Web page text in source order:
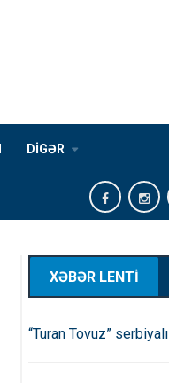
DİGƏR
XƏBƏR LENTİ
“Turan Tovuz”